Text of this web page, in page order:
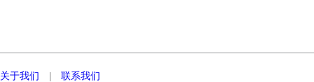
关于我们 | 联系我们